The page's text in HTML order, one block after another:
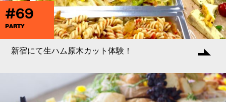
#69
PARTY
新宿にて生ハム原木カット体験！